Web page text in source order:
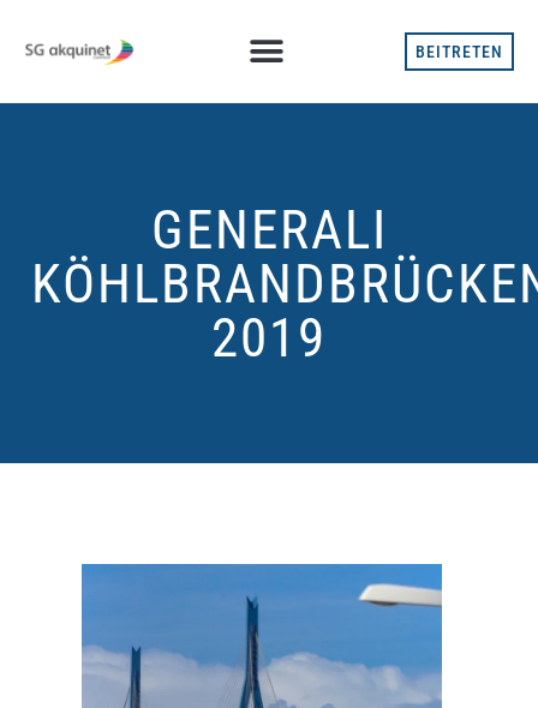
BEITRETEN
GENERALI
2019